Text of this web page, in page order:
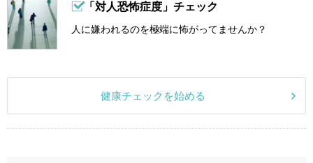
「対人恐怖症度」チェック
人に嫌われるのを極端に怖がってませんか？
健康チェックを始める